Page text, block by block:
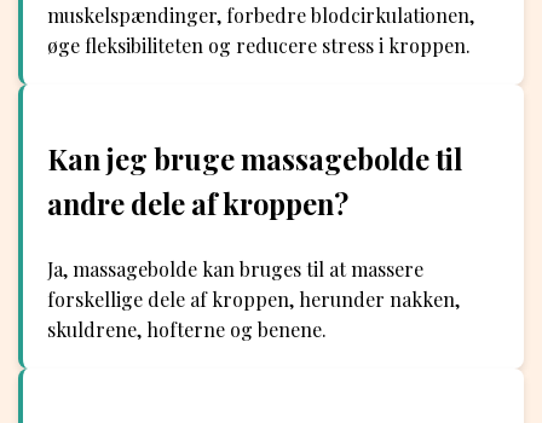
muskelspændinger, forbedre blodcirkulationen,
øge fleksibiliteten og reducere stress i kroppen.
Kan jeg bruge massagebolde til
andre dele af kroppen?
Ja, massagebolde kan bruges til at massere
forskellige dele af kroppen, herunder nakken,
skuldrene, hofterne og benene.